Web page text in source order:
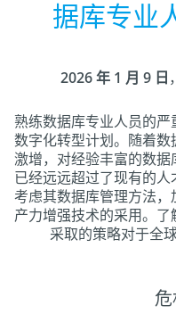
据库专业
2026 年 1 月 9 日
熟练数据库专业人员的
数字化转型计划。随着
激增，对经验丰富的数
已经远远超过了现有的
考虑其数据库管理方法
产力增强技术的采用。
采取的策略对于全